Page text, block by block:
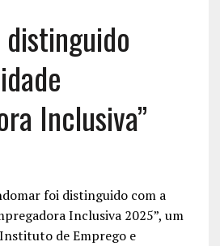
Inclusiva”
foi distinguido com a
Inclusiva 2025”, um
de Emprego e